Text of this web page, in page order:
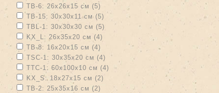
Apply TB-6: 26х26х15 см filter
TB-6: 26х26х15 см (5) Apply TB-6: 26х26х15 см filter
Apply TB-15: 30х30х11 см filter
TB-15: 30х30х11 см (5) Apply TB-15: 30х30х11 см filter
Apply TBL-1: 30х30х30 см filter
TBL-1: 30х30х30 см (5) Apply TBL-1: 30х30х30 см filter
Apply KX_L: 26х35х20 см filter
KX_L: 26х35х20 см (4) Apply KX_L: 26х35х20 см filter
Apply TB-8: 16х20х15 см filter
TB-8: 16х20х15 см (4) Apply TB-8: 16х20х15 см filter
Apply TSC-1: 30х35х20 см filter
TSC-1: 30х35х20 см (4) Apply TSC-1: 30х35х20 см filter
Apply TTC-1: 60х100х10 см filter
TTC-1: 60х100х10 см (4) Apply TTC-1: 60х100х10 см filter
Apply KX_S: 18х27х15 см filter
KX_S: 18х27х15 см (2) Apply KX_S: 18х27х15 см filter
Apply TB-2: 25х35х16 см filter
TB-2: 25х35х16 см (2) Apply TB-2: 25х35х16 см filter